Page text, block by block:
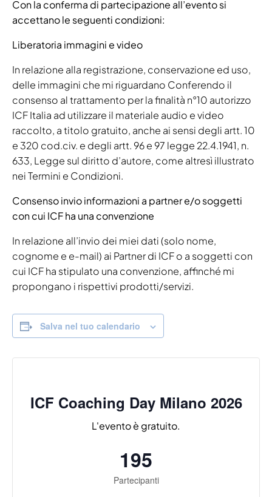
Con la conferma di partecipazione all’evento si
accettano le seguenti condizioni:
Liberatoria immagini e video
In relazione alla registrazione, conservazione ed uso,
delle immagini che mi riguardano Conferendo il
consenso al trattamento per la finalità n°10 autorizzo
ICF Italia ad utilizzare il materiale audio e video
raccolto, a titolo gratuito, anche ai sensi degli artt. 10
e 320 cod.civ. e degli artt. 96 e 97 legge 22.4.1941, n.
633, Legge sul diritto d’autore, come altresì illustrato
nei Termini e Condizioni.
Consenso invio informazioni a partner e/o soggetti
con cui ICF ha una convenzione
In relazione all’invio dei miei dati (solo nome,
cognome e e-mail) ai Partner di ICF o a soggetti con
cui ICF ha stipulato una convenzione, affinché mi
propongano i rispettivi prodotti/servizi.
Salva nel tuo calendario
ICF Coaching Day Milano 2026
L'evento è gratuito.
195
Partecipanti